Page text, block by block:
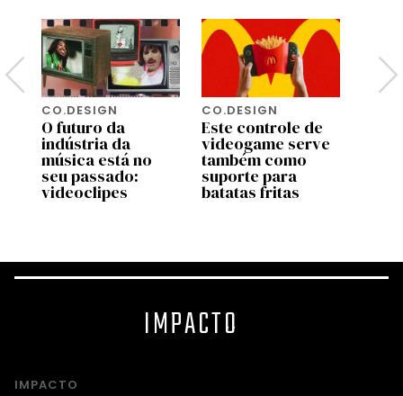
CO.DESIGN
O futuro da
indústria da
música está no
seu passado:
videoclipes
CO.DESIGN
Este controle de
videogame serve
também como
suporte para
batatas fritas
IMPACTO
IMPACTO